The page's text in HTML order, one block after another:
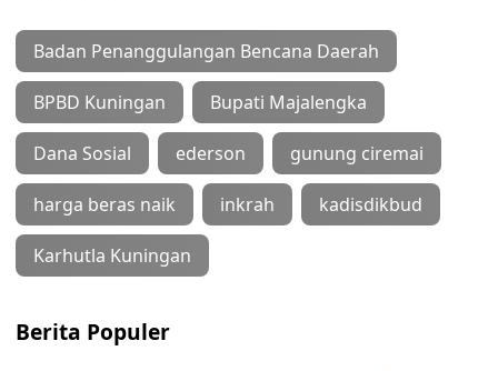
Badan Penanggulangan Bencana Daerah
BPBD Kuningan Bupati Majalengka
Dana Sosial ederson gunung ciremai
harga beras naik inkrah kadisdikbud
Karhutla Kuningan
Berita Populer